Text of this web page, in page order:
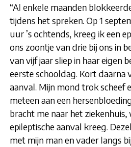
“Al enkele maanden
tijdens het spreken. Op 1
uur ’s ochtends, kreeg ik een
ons zoontje van drie bij ons in
van vijf jaar sliep in haar eigen
eerste schooldag. Kort daarna
aanval. Mijn mond trok scheef
meteen aan een
bracht me naar het
epileptische aanval kreeg.
met mijn man en vader langs